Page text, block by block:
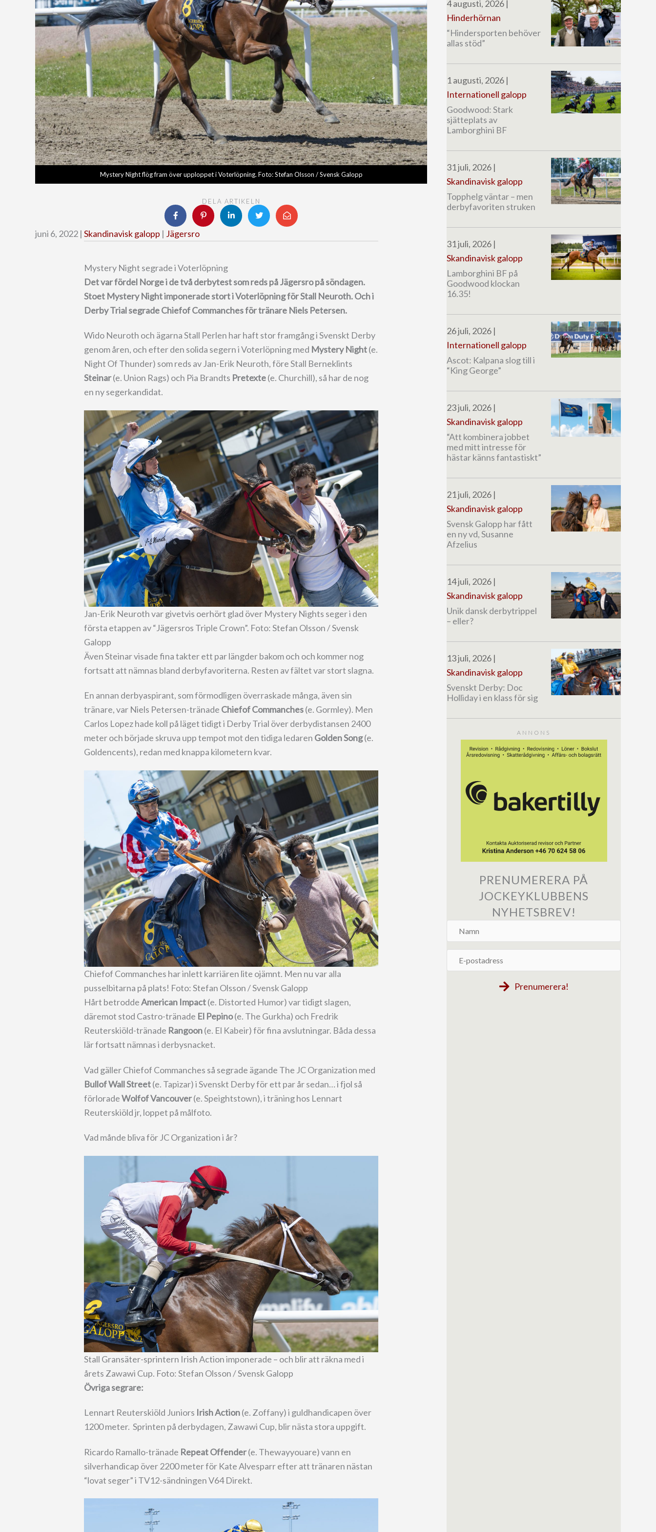
Mystery Night flög fram över upploppet i Voterlöpning. Foto: Stefan Olsson / Svensk Galopp
DELA ARTIKELN
juni 6, 2022 | Skandinavisk galopp | Jägersro
Mystery Night segrade i Voterlöpning
Det var fördel Norge i de två derbytest som reds på Jägersro på söndagen.
Stoet Mystery Night imponerade stort i Voterlöpning för Stall Neuroth.Och i
Derby Trial segrade Chiefof Commanches för tränare Niels Petersen.
Wido Neuroth och ägarna Stall Perlen har haft stor framgång i Svenskt Derby
genom åren, och efter den solida segern i Voterlöpning med Mystery Night(e.
Night Of Thunder) som reds av Jan-Erik Neuroth, före Stall Berneklints
Steinar(e. Union Rags) och Pia Brandts Pretexte(e. Churchill), så har de nog
en ny segerkandidat.
Jan-Erik Neuroth var givetvis oerhört glad över Mystery Nights seger i den
första etappen av “Jägersros Triple Crown”. Foto: Stefan Olsson / Svensk
Galopp
Även Steinar visade fina takter ett par längder bakom och och kommer nog
fortsatt att nämnas bland derbyfavoriterna. Resten av fältet var stort slagna.
En annan derbyaspirant, som förmodligen överraskade många, även sin
tränare, var Niels Petersen-tränade Chiefof Commanches(e. Gormley). Men
Carlos Lopez hade koll på läget tidigt i Derby Trial över derbydistansen 2400
meter och började skruva upp tempot mot den tidiga ledaren Golden Song(e.
Goldencents), redan med knappa kilometern kvar.
Chiefof Commanches har inlett karriären lite ojämnt. Men nu var alla
pusselbitarna på plats! Foto: Stefan Olsson / Svensk Galopp
Hårt betroddeAmerican Impact(e. Distorted Humor) var tidigt slagen,
däremot stod Castro-tränade El Pepino(e. The Gurkha) och Fredrik
Reuterskiöld-tränade Rangoon(e. El Kabeir) för fina avslutningar. Båda dessa
lär fortsatt nämnas i derbysnacket.
Vad gäller Chiefof Commanches så segrade ägande The JC Organization med
Bullof Wall Street(e. Tapizar) i Svenskt Derby för ett par år sedan… i fjol så
förloradeWolfof Vancouver(e. Speightstown), i träning hos Lennart
Reuterskiöld jr, loppet på målfoto.
Vad månde bliva för JC Organization i år?
Stall Gransäter-sprintern Irish Action imponerade – och blir att räkna med i
årets Zawawi Cup. Foto: Stefan Olsson / Svensk Galopp
Övriga segrare:
Lennart Reuterskiöld Juniors Irish Action(e. Zoffany) i guldhandicapen över
1200 meter. Sprinten på derbydagen, Zawawi Cup, blir nästa stora uppgift.
Ricardo Ramallo-tränade Repeat Offender(e. Thewayyouare) vann en
silverhandicap över 2200 meter för Kate Alvesparr efter att tränaren nästan
“lovat seger” i TV12-sändningen V64 Direkt.
4 augusti, 2026 |
Hinderhörnan
“Hindersporten behöver
allas stöd”
1 augusti, 2026 |
Internationell galopp
Goodwood: Stark
sjätteplats av
Lamborghini BF
31 juli, 2026 |
Skandinavisk galopp
Topphelg väntar – men
derbyfavoriten struken
31 juli, 2026 |
Skandinavisk galopp
Lamborghini BF på
Goodwood klockan
16.35!
26 juli, 2026 |
Internationell galopp
Ascot: Kalpana slog till i
“King George”
23 juli, 2026 |
Skandinavisk galopp
“Att kombinera jobbet
med mitt intresse för
hästar känns fantastiskt”
21 juli, 2026 |
Skandinavisk galopp
Svensk Galopp har fått
en ny vd, Susanne
Afzelius
14 juli, 2026 |
Skandinavisk galopp
Unik dansk derbytrippel
– eller?
13 juli, 2026 |
Skandinavisk galopp
Svenskt Derby: Doc
Holliday i en klass för sig
ANNONS
PRENUMERERA PÅ
JOCKEYKLUBBENS
NYHETSBREV!
Namn
postadress
Prenumerera!